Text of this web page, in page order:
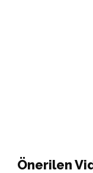
Önerilen